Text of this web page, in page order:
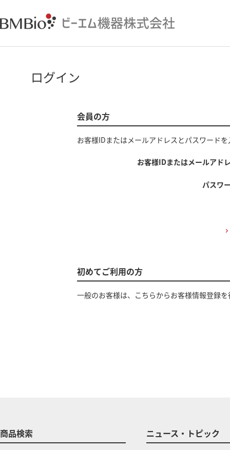
ログイン
会員の方
お客様IDまたはメールアドレス とパスワード
お客様IDまたはメールアド
パスワ
初めてご利用の方
一般のお客様は、こちらからお客様情報登録
商品検索 ニュース・トピック